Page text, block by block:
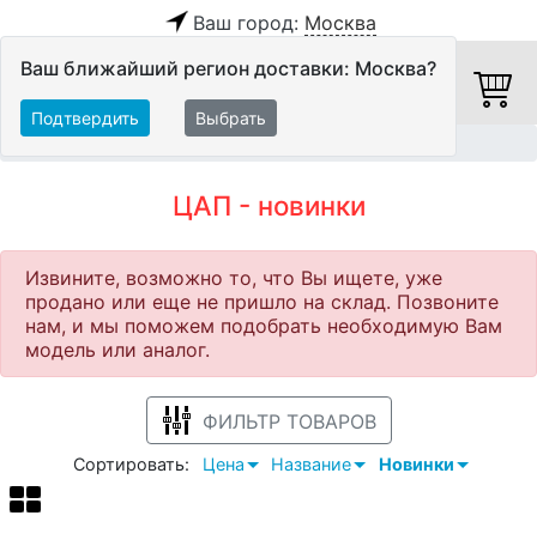
Ваш город: Москва
Ваш ближайший регион доставки: Москва?
Подтвердить Выбрать
ЦАП - новинки
Извините, возможно то, что Вы ищете, уже
продано или еще не пришло на склад. Позвоните
нам, и мы поможем подобрать необходимую Вам
модель или аналог.
ФИЛЬТР ТОВАРОВ
Сортировать: Цена Название Новинки